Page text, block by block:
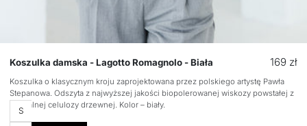
Koszulka damska - Lagotto Romagnolo - Biała
Cena
169 zł
Koszulka o klasycznym kroju zaprojektowana przez polskiego artystę Pawła
Stepanowa. Odszyta z najwyższej jakości biopolerowanej wiskozy powstałej z
naturalnej celulozy drzewnej. Kolor – biały.
Rozmiar
S